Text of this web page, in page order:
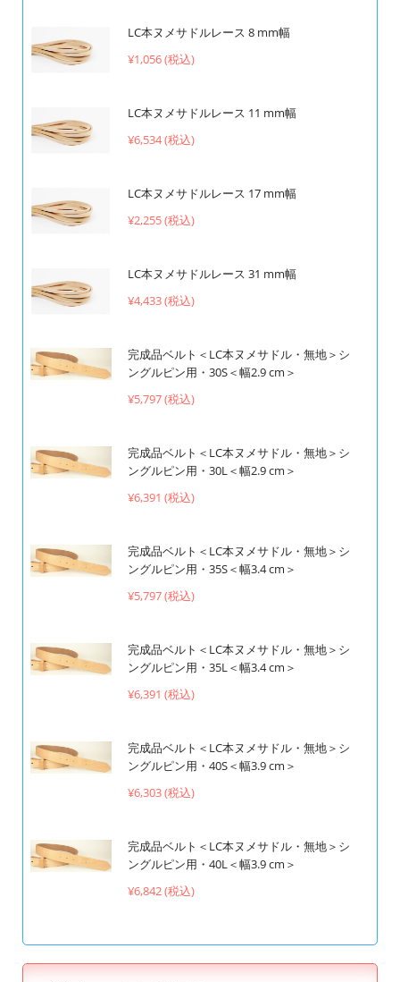
LC本ヌメサドルレース 8 mm幅
¥1,056 (税込)
LC本ヌメサドルレース 11 mm幅
¥6,534 (税込)
LC本ヌメサドルレース 17 mm幅
¥2,255 (税込)
LC本ヌメサドルレース 31 mm幅
¥4,433 (税込)
完成品ベルト＜LC本ヌメサドル・無地＞シ
ングルピン用・30S＜幅2.9 cm＞
¥5,797 (税込)
完成品ベルト＜LC本ヌメサドル・無地＞シ
ングルピン用・30L＜幅2.9 cm＞
¥6,391 (税込)
完成品ベルト＜LC本ヌメサドル・無地＞シ
ングルピン用・35S＜幅3.4 cm＞
¥5,797 (税込)
完成品ベルト＜LC本ヌメサドル・無地＞シ
ングルピン用・35L＜幅3.4 cm＞
¥6,391 (税込)
完成品ベルト＜LC本ヌメサドル・無地＞シ
ングルピン用・40S＜幅3.9 cm＞
¥6,303 (税込)
完成品ベルト＜LC本ヌメサドル・無地＞シ
ングルピン用・40L＜幅3.9 cm＞
¥6,842 (税込)